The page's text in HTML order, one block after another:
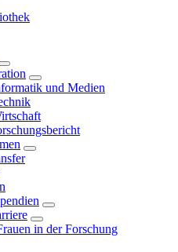
und Medien
in der Forschung